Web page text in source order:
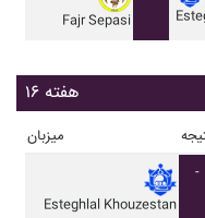
Fajr Sepasi
هفته ۱۶
میزبان
Esteghlal Khouzestan
-